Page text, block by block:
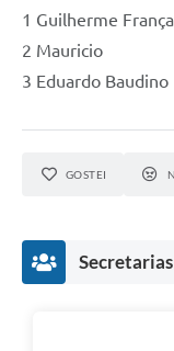
1 Guilherme França
2 Mauricio
3 Eduardo Baudino
GOSTEI